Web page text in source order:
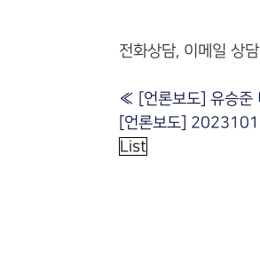
전화상담, 이메일 상
«
[언론보도] 유승
[언론보도]
List